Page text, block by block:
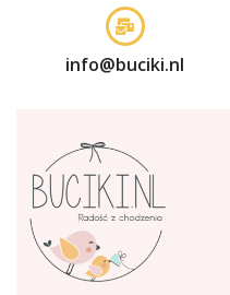
info@buciki.nl